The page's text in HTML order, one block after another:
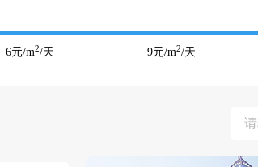
6元/m2/天 9元/m2/天